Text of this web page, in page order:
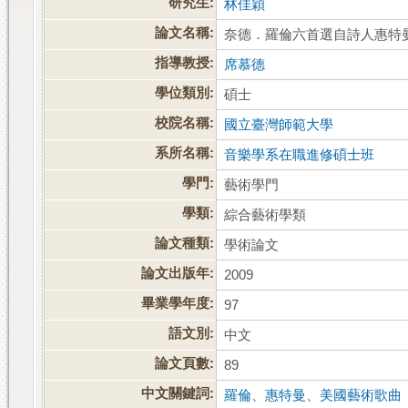
林佳穎
論文名稱:
奈德．羅倫六首選自詩人惠特
指導教授:
席慕德
學位類別:
碩士
校院名稱:
國立臺灣師範大學
系所名稱:
音樂學系在職進修碩士班
學門:
藝術學門
學類:
綜合藝術學類
論文種類:
學術論文
論文出版年:
2009
畢業學年度:
97
語文別:
中文
論文頁數:
89
中文關鍵詞:
羅倫 、惠特曼 美國藝術歌曲